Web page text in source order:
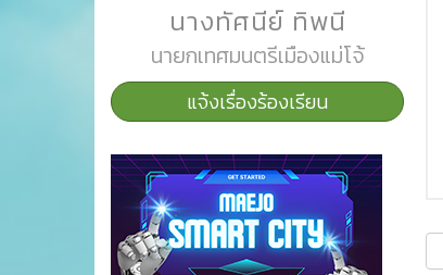
นางทัศนีย์ ทิพนี
นายกเทศมนตรีเมืองแม่โจ้
แจ้งเรื่องร้องเรียน